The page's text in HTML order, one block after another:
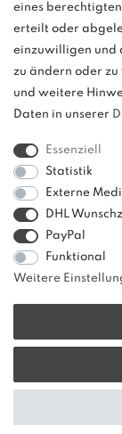
eines
erteilt oder
einzuwilligen und
zu ändern oder
und weitere
Daten in unserer
Essenziell
Statistik
Externe
DHL
PayPal
Funktional
Weitere
Sinne
einen
© copyright 2013-